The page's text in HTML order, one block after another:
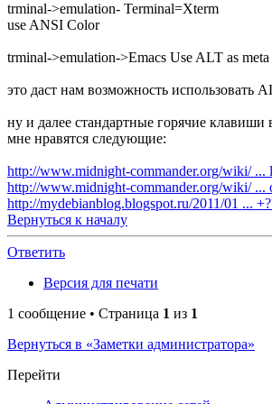
trminal->emulation- Terminal=Xterm
use ANSI Color
trminal->emulation->Emacs Use ALT as
это даст нам возможность использовать
ну и далее стандартные горячие клавиши
мне нравятся следующие:
http://www.midnight-commander.org/wiki/ ...
http://www.midnight-commander.org/wiki/ ...
http://mydebianblog.blogspot.ru/2011/01 ...
Вернуться к началу
Ответить
Версия для печати
1 сообщение • Страница 1 из 1
Вернуться в «Заметки администратора»
Перейти